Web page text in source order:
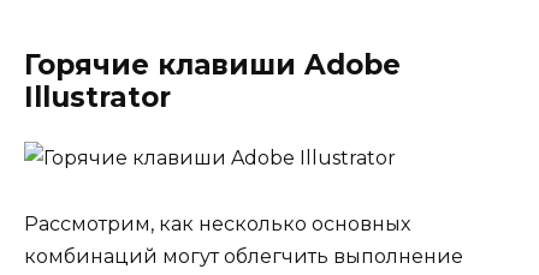
Горячие клавиши Adobe
Illustrator
Рассмотрим, как несколько основных
комбинаций могут облегчить выполнение